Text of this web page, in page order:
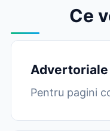
Ce
Advertoriale
Pentru pagini